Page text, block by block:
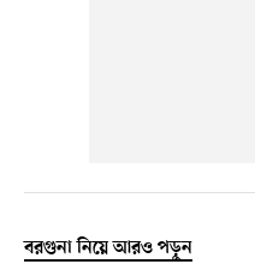
বরগুনা নিয়ে আরও পড়ুন